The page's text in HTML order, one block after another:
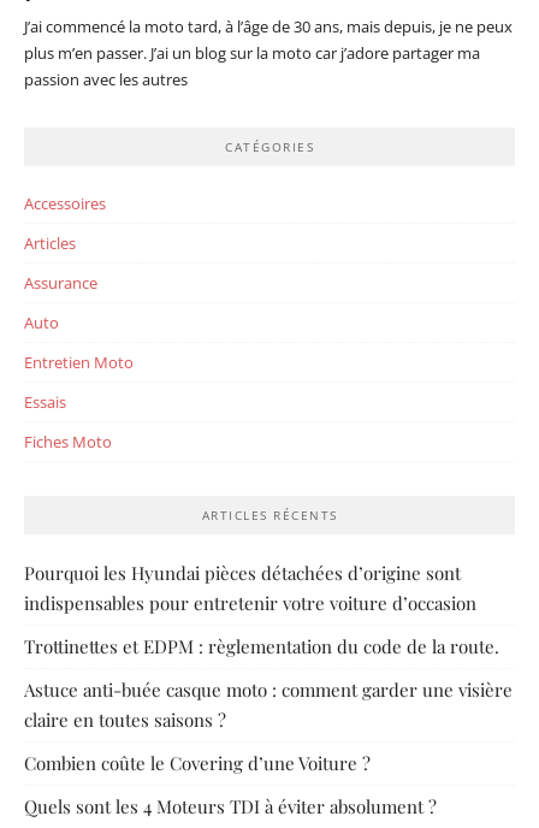
J’ai commencé la moto tard, à l’âge de 30 ans, mais depuis, je ne peux
plus m’en passer. J’ai un blog sur la moto car j’adore partager ma
passion avec les autres
CATÉGORIES
Accessoires
Articles
Assurance
Auto
Entretien Moto
Essais
Fiches Moto
ARTICLES RÉCENTS
Pourquoi les Hyundai pièces détachées d’origine sont
indispensables pour entretenir votre voiture d’occasion
Trottinettes et EDPM : règlementation du code de la route.
Astuce anti-buée casque moto : comment garder une visière
claire en toutes saisons ?
Combien coûte le Covering d’une Voiture ?
Quels sont les 4 Moteurs TDI à éviter absolument ?